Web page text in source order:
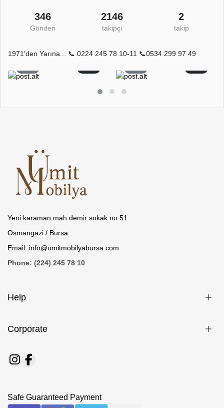
346
Gönderi
2146
takipçi
2
takip
1971'den Yarına... 📞 0224 245 78 10-11 📞0534 299 97 49
Yeni karaman mah demir sokak no 51
Osmangazi / Bursa
Email: info@umitmobilyabursa.com
Phone: (224) 245 78 10
Help
Corporate
Safe Guaranteed Payment